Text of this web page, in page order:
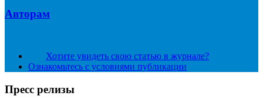
Авторам
Хотите увидеть свою статью в журнале?
Ознакомьтесь с условиями публикации
Пресс релизы